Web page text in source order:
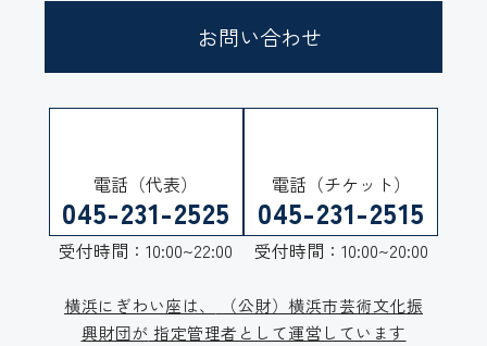
お問い合わせ
電話（代表）
045-231-2525
受付時間：10:00~22:00
電話（チケット）
045-231-2515
受付時間：10:00~20:00
横浜にぎわい座は、
（公財）横浜市芸術文化振
興財団が 指定管理者として運営しています